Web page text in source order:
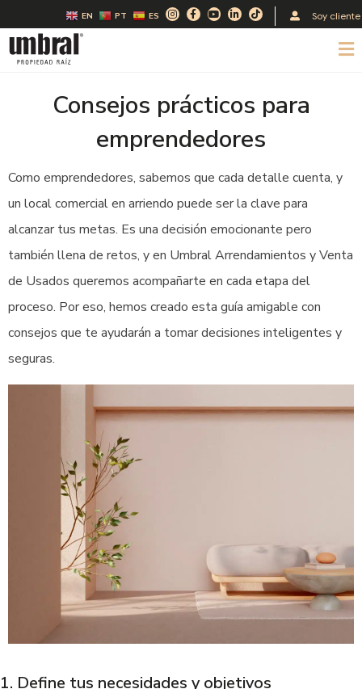
al
contenido
EN PT ES I
n
s
F
a
c
Y
o
u
L
i
n
n
T
i
k
Soy cliente
Consejos prácticos para
emprendedores
Como emprendedores, sabemos que cada detalle cuenta, y
un local comercial en arriendo puede ser la clave para
alcanzar tus metas. Es una decisión emocionante pero
también llena de retos, y en Umbral Arrendamientos y Venta
de Usados queremos acompañarte en cada etapa del
proceso. Por eso, hemos creado esta guía amigable con
consejos que te ayudarán a tomar decisiones inteligentes y
seguras.
1. Define tus necesidades y objetivos